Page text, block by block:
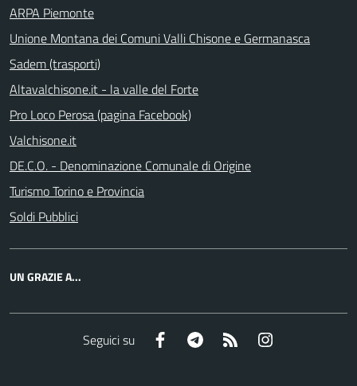
ARPA Piemonte
Unione Montana dei Comuni Valli Chisone e Germanasca
Sadem (trasporti)
Altavalchisone.it - la valle del Forte
Pro Loco Perosa (pagina Facebook)
Valchisone.it
DE.C.O. - Denominazione Comunale di Origine
Turismo Torino e Provincia
Soldi Pubblici
UN GRAZIE A...
Seguici su Facebook Telegram RSS